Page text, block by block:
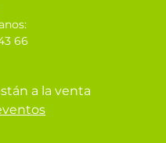
66
a la venta